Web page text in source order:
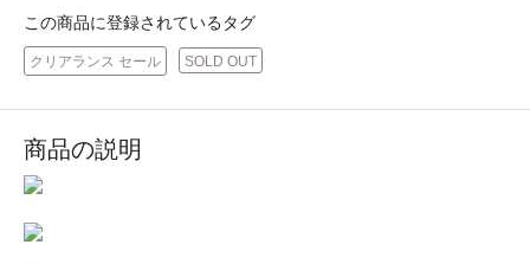
この商品に登録されているタグ
クリアランス セール SOLD OUT
商品の説明